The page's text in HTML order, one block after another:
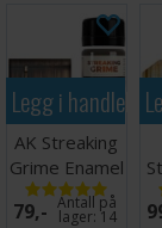
Legg i
AK Streaking
Grime Enamel
Paint 35ml
79,- Antall på
lager: 14